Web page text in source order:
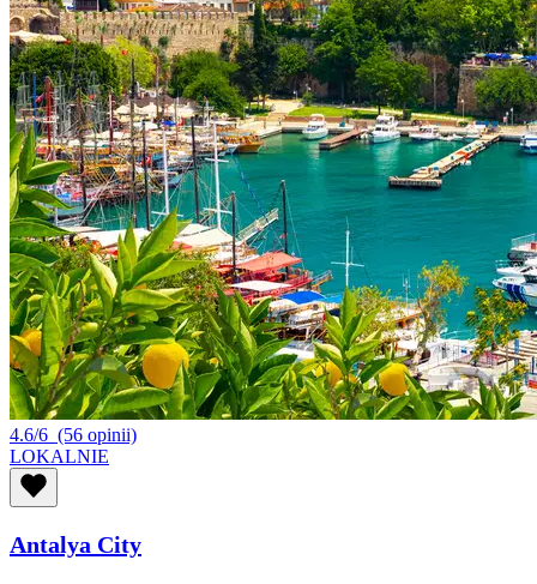
4.6/6 (56 opinii)
LOKALNIE
Antalya City